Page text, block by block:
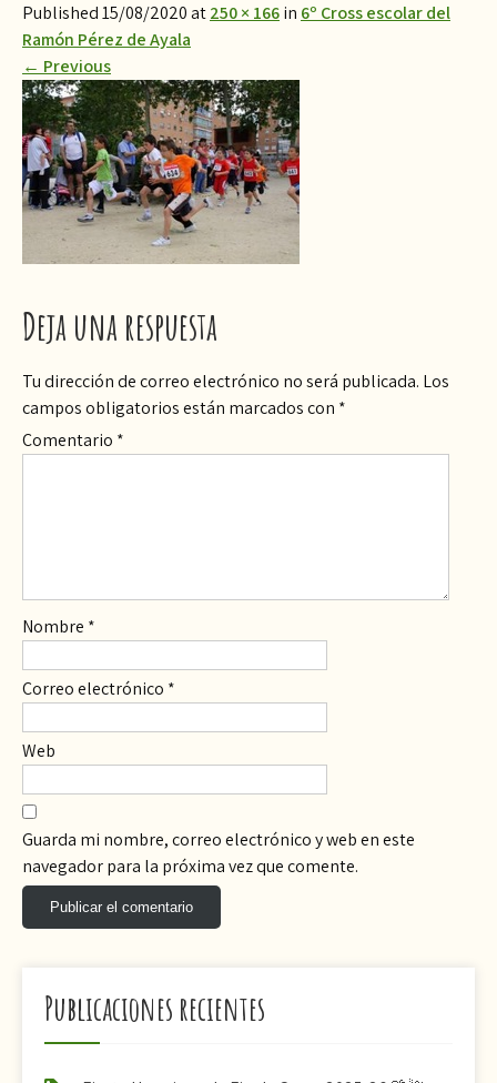
Published 15/08/2020 at250 × 166in 6º Cross escolar del
Ramón Pérez de Ayala
← Previous
Deja una respuesta
Tu dirección de correo electrónico no será publicada. Los
campos obligatorios están marcados con *
Comentario *
Nombre *
Correo electrónico *
Web
Guarda mi nombre, correo electrónico y web en este
navegador para la próxima vez que comente.
Publicaciones recientes